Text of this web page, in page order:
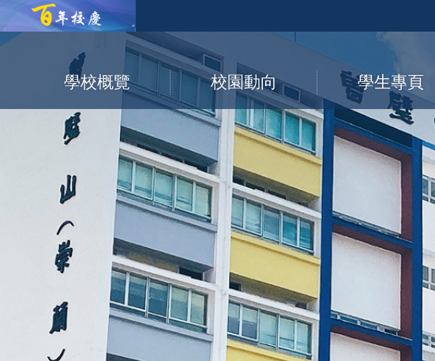
學校概覽 校園動向 學生專頁